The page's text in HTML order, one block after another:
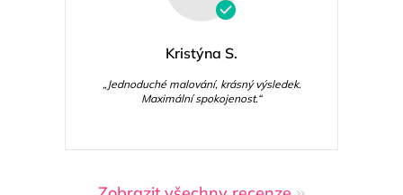
Kristýna S.
„Jednoduché malování, krásný výsledek.
Maximální spokojenost.“